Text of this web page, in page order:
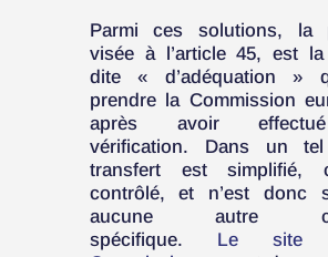
Parmi ces solutions, la
visée à l’article 45, est
dite « d’adéquation »
prendre la Commission
après avoir
vérification. Dans un
transfert est simplifié,
contrôlé, et n’est donc
aucune autre
spécifique. Le site